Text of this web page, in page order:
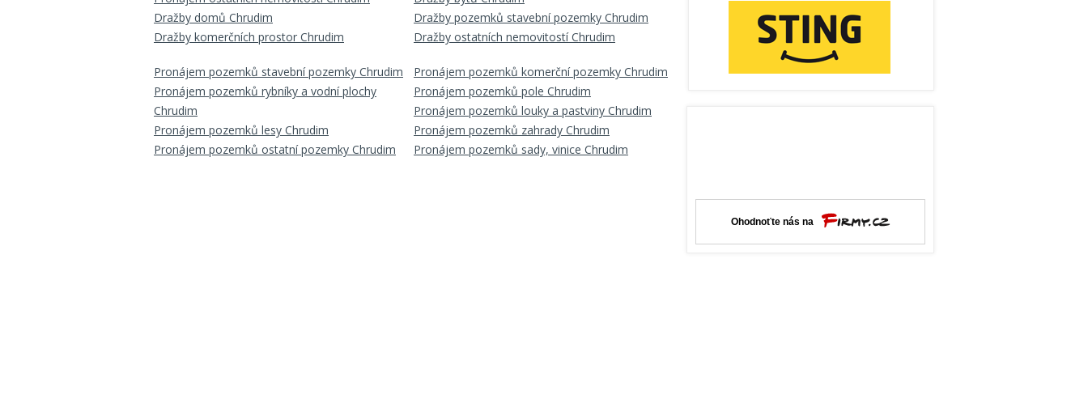
Dražby domů Chrudim
Dražby pozemků stavební pozemky Chrudim
Dražby komerčních prostor Chrudim
Dražby ostatních nemovitostí Chrudim
Pronájem pozemků stavební pozemky Chrudim
Pronájem pozemků komerční pozemky Chrudim
Pronájem pozemků rybníky a vodní plochy
Chrudim
Pronájem pozemků pole Chrudim
Pronájem pozemků louky a pastviny Chrudim
Pronájem pozemků lesy Chrudim
Pronájem pozemků zahrady Chrudim
Pronájem pozemků ostatní pozemky Chrudim
Pronájem pozemků sady, vinice Chrudim